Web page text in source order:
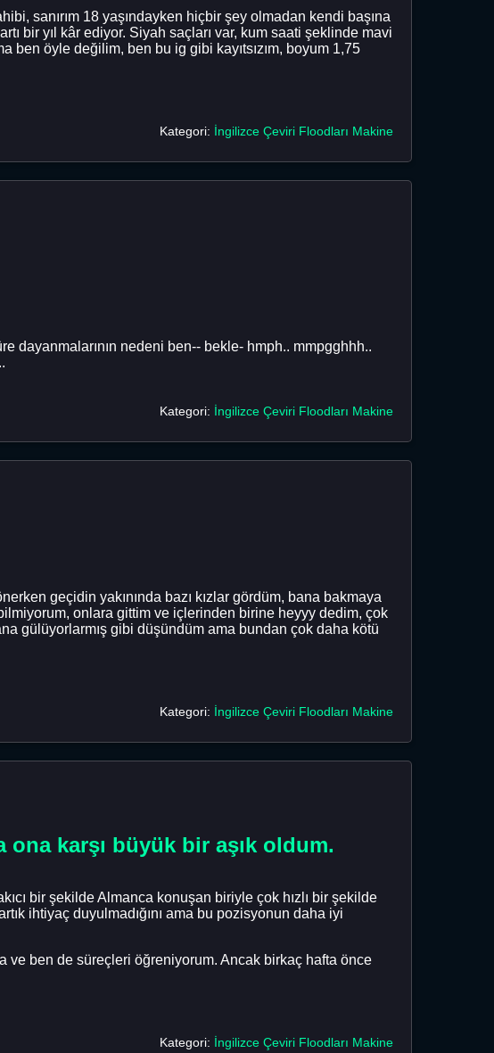
sanırım 18 yaşındayken hiçbir şey olmadan kendi başına
bir yıl kâr ediyor. Siyah saçları var, kum saati şeklinde mavi
ben öyle değilim, ben bu ig gibi kayıtsızım, boyum 1,75
Kategori: İngilizce Çeviri Floodları Makine
dayanmalarının nedeni ben-- bekle- hmph.. mmpgghhh..
Kategori: İngilizce Çeviri Floodları Makine
geçidin yakınında bazı kızlar gördüm, bana bakmaya
onlara gittim ve içlerinden birine heyyy dedim, çok
gülüyorlarmış gibi düşündüm ama bundan çok daha kötü
Kategori: İngilizce Çeviri Floodları Makine
ona karşı büyük bir aşık oldum.
bir şekilde Almanca konuşan biriyle çok hızlı bir şekilde
ihtiyaç duyulmadığını ama bu pozisyonun daha iyi
ve ben de süreçleri öğreniyorum. Ancak birkaç hafta önce
Kategori: İngilizce Çeviri Floodları Makine